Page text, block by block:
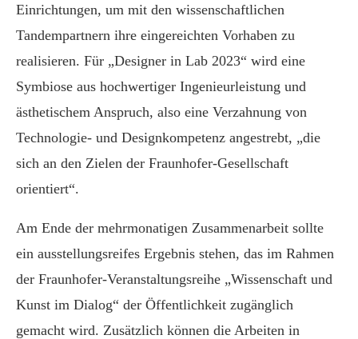
Einrichtungen, um mit den wissenschaftlichen
Tandempartnern ihre eingereichten Vorhaben zu
realisieren. Für „Designer in Lab 2023“ wird eine
Symbiose aus hochwertiger Ingenieurleistung und
ästhetischem Anspruch, also eine Verzahnung von
Technologie- und Designkompetenz angestrebt, „die
sich an den Zielen der Fraunhofer-Gesellschaft
orientiert“.
Am Ende der mehrmonatigen Zusammenarbeit sollte
ein ausstellungsreifes Ergebnis stehen, das im Rahmen
der Fraunhofer-Veranstaltungsreihe „Wissenschaft und
Kunst im Dialog“ der Öffentlichkeit zugänglich
gemacht wird. Zusätzlich können die Arbeiten in